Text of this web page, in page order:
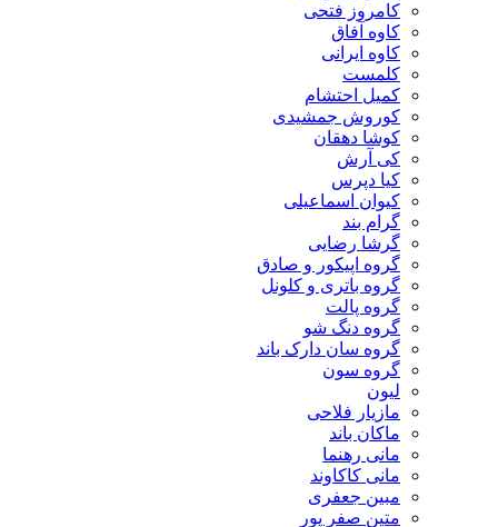
کامروز فتحی
کاوه آفاق
کاوه ایرانی
کلمست
کمیل احتشام
کوروش جمشیدی
کوشا دهقان
کی آرش
کیا دپرس
کیوان اسماعیلی
گرام بند
گرشا رضایی
گروه اپیکور و صادق
گروه باتری و کلونل
گروه پالت
گروه دنگ شو
گروه سان دارک باند
گروه سون
لیون
مازیار فلاحی
ماکان باند
مانی رهنما
مانی کاکاوند
مبین جعفری
متین صفر پور